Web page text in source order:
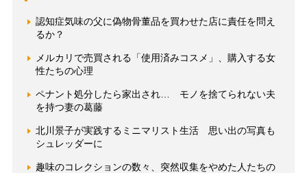
認知症気味の父に偽物骨董品を買わせた店に責任を問え
るか？
メルカリで売買される「使用済みコスメ」、購入する女
性たちの心理
ペナント処分したら家出され… モノを捨てられない夫
を持つ妻の葛藤
北川景子が実践するミニマリスト生活 思い出の写真も
シュレッダーに
趣味のコレクションの数々、突然収集をやめた人たちの